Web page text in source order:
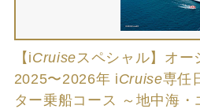
【 iCruise スペシャル】オ
2025〜2026年 iCruise専任
ター乗船コース ～地中海